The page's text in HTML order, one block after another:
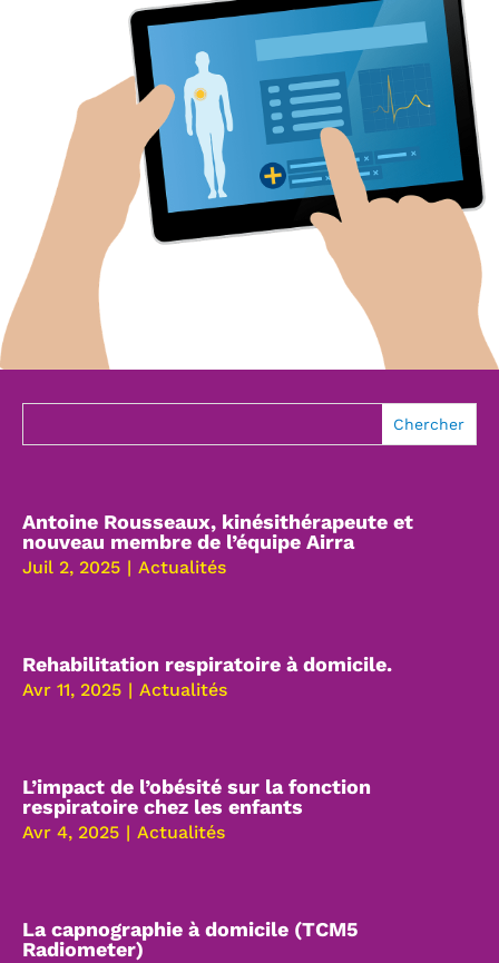
Antoine Rousseaux, kinésithérapeute et
nouveau membre de l’équipe Airra
Juil 2, 2025 | Actualités
Rehabilitation respiratoire à domicile.
Avr 11, 2025 | Actualités
L’impact de l’obésité sur la fonction
respiratoire chez les enfants
Avr 4, 2025 | Actualités
La capnographie à domicile (TCM5
Radiometer)